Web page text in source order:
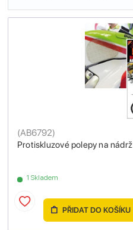
Protiskluzové polepy na nádrž
(AB6792)
1 Skladem
PŘIDAT DO KOŠÍKU